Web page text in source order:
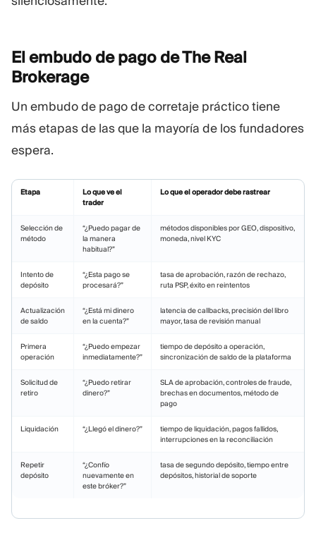
El embudo de pago de The Real
Brokerage
Un embudo de pago de corretaje práctico tiene
más etapas de las que la mayoría de los fundadores
espera.
Etapa
Lo que ve el
trader
Lo que el operador debe rastrear
Selección de
método
“¿Puedo pagar de
la manera
habitual?”
métodos disponibles por GEO, dispositivo,
moneda, nivel KYC
Intento de
depósito
“¿Esta pago se
procesará?”
tasa de aprobación, razón de rechazo,
ruta PSP, éxito en reintentos
Actualización
de saldo
“¿Está mi dinero
en la cuenta?”
latencia de callbacks, precisión del libro
mayor, tasa de revisión manual
Primera
operación
“¿Puedo empezar
inmediatamente?”
tiempo de depósito a operación,
sincronización de saldo de la plataforma
Solicitud de
retiro
“¿Puedo retirar
dinero?”
SLA de aprobación, controles de fraude,
brechas en documentos, método de
pago
Liquidación “¿Llegó el dinero?”
tiempo de liquidación, pagos fallidos,
interrupciones en la reconciliación
Repetir
depósito
“¿Confío
nuevamente en
este bróker?”
tasa de segundo depósito, tiempo entre
depósitos, historial de soporte